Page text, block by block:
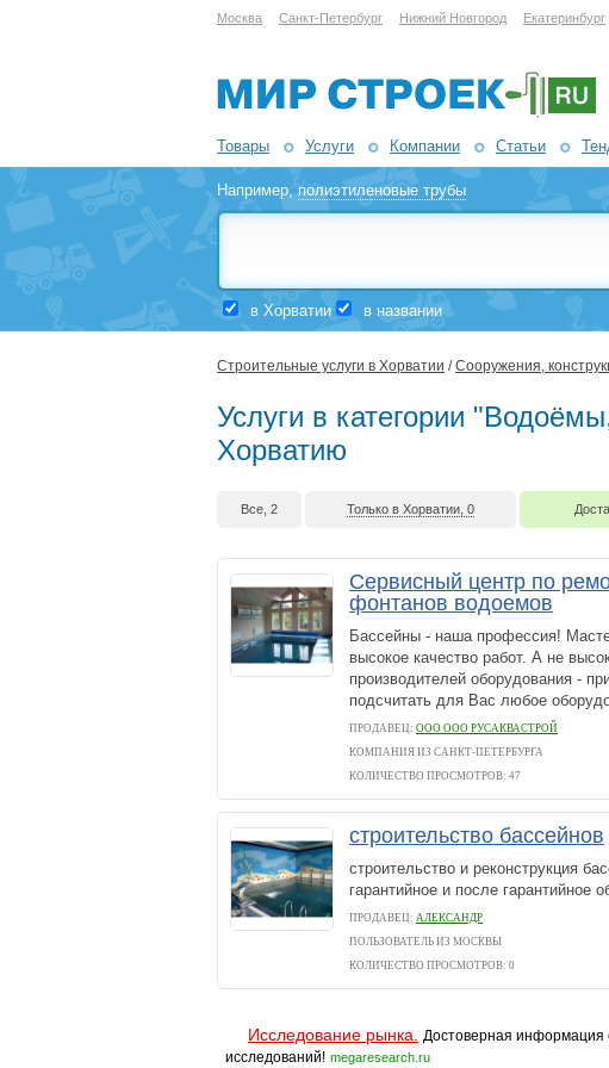
Москва Санкт-Петербург Нижний Новгород Екатеринбург
Товары Услуги Компании Статьи
Например,полиэтиленовые трубы
в Хорватии в названии
Строительные услуги в Хорватии /Сооружения,
Услуги в категории
Хорватию
Все, 2 Только в Хорватии, 0
Сервисный центр по
фонтанов водоемов
Бассейны - наша профессия!
высокое качество работ. А не
производителей оборудования -
подсчитать для Вас любое
ПРОДАВЕЦ: ООО ООО РУСАКВАСТРОЙ
КОМПАНИЯ ИЗ САНКТ-ПЕТЕРБУРГА
КОЛИЧЕСТВО ПРОСМОТРОВ: 47
строительство бассейнов
строительство и реконструкция
гарантийное и после гарантийное
ПРОДАВЕЦ: АЛЕКСАНДР
ПОЛЬЗОВАТЕЛЬ ИЗ МОСКВЫ
КОЛИЧЕСТВО ПРОСМОТРОВ: 0
Исследование рынка.
Достоверная информация
исследований! megaresearch.ru